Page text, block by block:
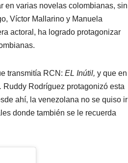
en varias novelas colombianas, sin
Víctor Mallarino y Manuela
actoral, ha logrado protagonizar
transmitía RCN: EL Inútil, y que en
Ruddy Rodríguez protagonizó esta
ahí, la venezolana no se quiso ir
donde también se le recuerda